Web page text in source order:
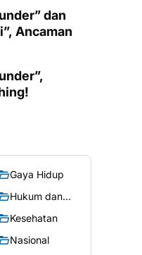
dan
Ancaman
Gaya Hidup
Hukum dan
Kesehatan
Nasional